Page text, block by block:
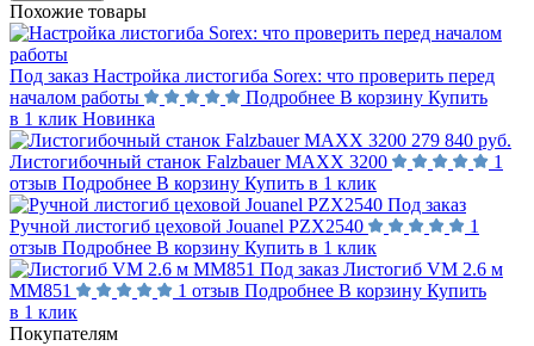
Похожие товары
Под заказ Настройка листогиба Sorex: что проверить перед
началом работы
Подробнее В корзину Купить
в 1 клик Новинка
279 840 руб.
Листогибочный станок Falzbauer MAXX 3200
1
отзыв Подробнее В корзину Купить в 1 клик
Под заказ
Ручной листогиб цеховой Jouanel PZX2540
1
отзыв Подробнее В корзину Купить в 1 клик
Под заказ Листогиб VM 2.6 м
MM851
1 отзыв Подробнее В корзину Купить
в 1 клик
Покупателям